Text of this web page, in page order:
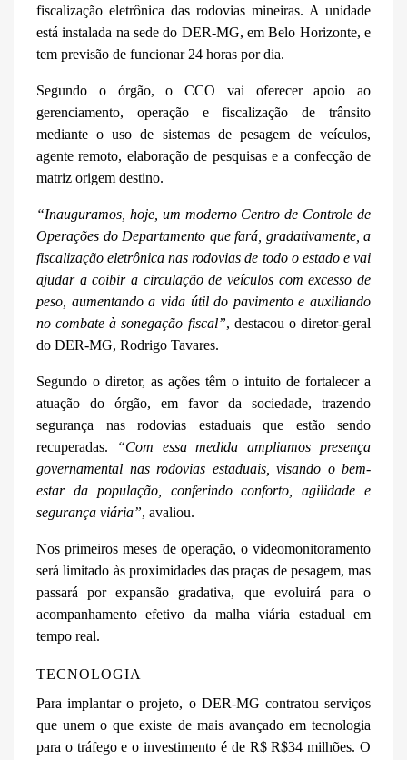
fiscalização eletrônica das rodovias mineiras. A unidade
está instalada na sede do DER-MG, em Belo Horizonte, e
tem previsão de funcionar 24 horas por dia.
Segundo o órgão, o CCO vai oferecer apoio ao
gerenciamento, operação e fiscalização de trânsito
mediante o uso de sistemas de pesagem de veículos,
agente remoto, elaboração de pesquisas e a confecção de
matriz origem destino.
“Inauguramos, hoje, um moderno Centro de Controle de
Operações do Departamento que fará, gradativamente, a
fiscalização eletrônica nas rodovias de todo o estado e vai
ajudar a coibir a circulação de veículos com excesso de
peso, aumentando a vida útil do pavimento e auxiliando
no combate à sonegação fiscal”, destacou o diretor-geral
do DER-MG, Rodrigo Tavares.
Segundo o diretor, as ações têm o intuito de fortalecer a
atuação do órgão, em favor da sociedade, trazendo
segurança nas rodovias estaduais que estão sendo
recuperadas.
“Com essa medida ampliamos presença
governamental nas rodovias estaduais, visando o bem-
estar da população, conferindo conforto, agilidade e
segurança viária”, avaliou.
Nos primeiros meses de operação, o videomonitoramento
será limitado às proximidades das praças de pesagem, mas
passará por expansão gradativa, que evoluirá para o
acompanhamento efetivo da malha viária estadual em
tempo real.
TECNOLOGIA
Para implantar o projeto, o DER-MG contratou serviços
que unem o que existe de mais avançado em tecnologia
para o tráfego e o investimento é de R$ R$34 milhões. O